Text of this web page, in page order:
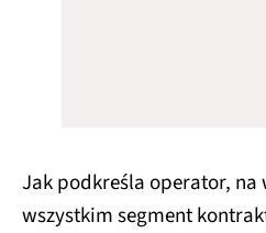
Jak podkreśla operator, na
wszystkim segment